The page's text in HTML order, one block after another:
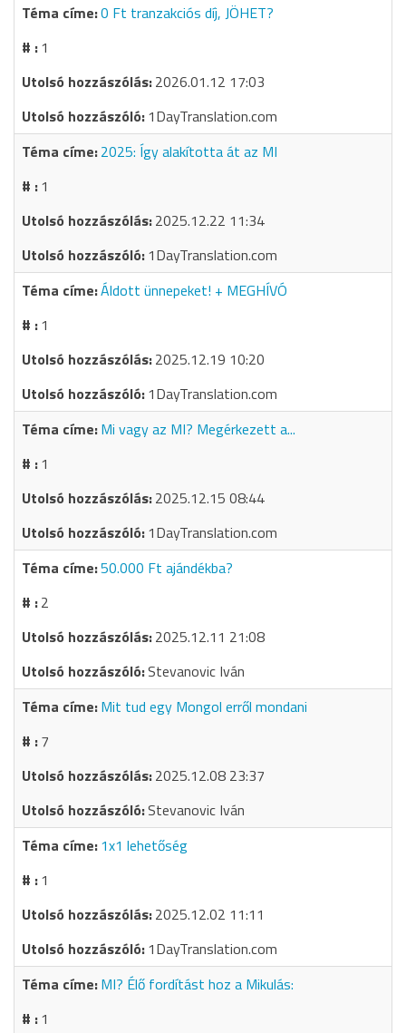
0 Ft tranzakciós díj, JÖHET?
1
2026.01.12 17:03
1DayTranslation.com
2025: Így alakította át az MI
1
2025.12.22 11:34
1DayTranslation.com
Áldott ünnepeket! + MEGHÍVÓ
1
2025.12.19 10:20
1DayTranslation.com
Mi vagy az MI? Megérkezett a...
1
2025.12.15 08:44
1DayTranslation.com
50.000 Ft ajándékba?
2
2025.12.11 21:08
Stevanovic Iván
Mit tud egy Mongol erről mondani
7
2025.12.08 23:37
Stevanovic Iván
1x1 lehetőség
1
2025.12.02 11:11
1DayTranslation.com
MI? Élő fordítást hoz a Mikulás:
1